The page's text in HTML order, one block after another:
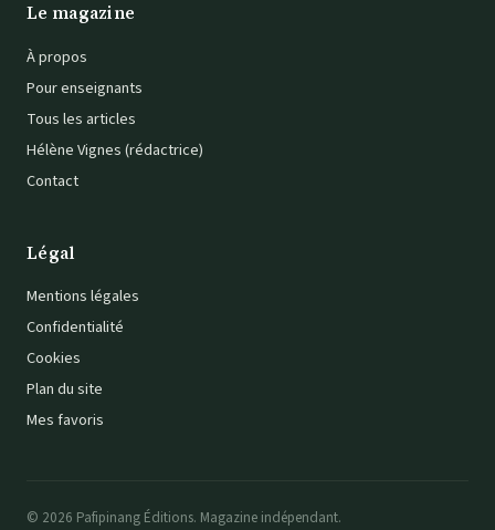
Le magazine
À propos
Pour enseignants
Tous les articles
Hélène Vignes (rédactrice)
Contact
Légal
Mentions légales
Confidentialité
Cookies
Plan du site
Mes favoris
© 2026 Pafipinang Éditions. Magazine indépendant.